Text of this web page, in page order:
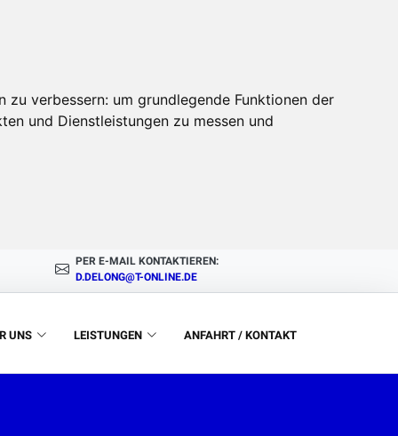
zu verbessern: um grundlegende Funktionen der
und Dienstleistungen zu messen und
PER E-MAIL KONTAKTIEREN:
D.DELONG@T-ONLINE.DE
UNS LEISTUNGEN ANFAHRT / KONTAKT